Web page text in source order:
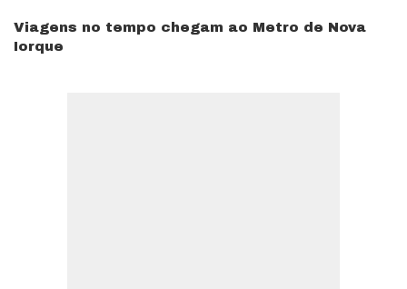
Viagens no tempo chegam ao Metro de Nova
Iorque